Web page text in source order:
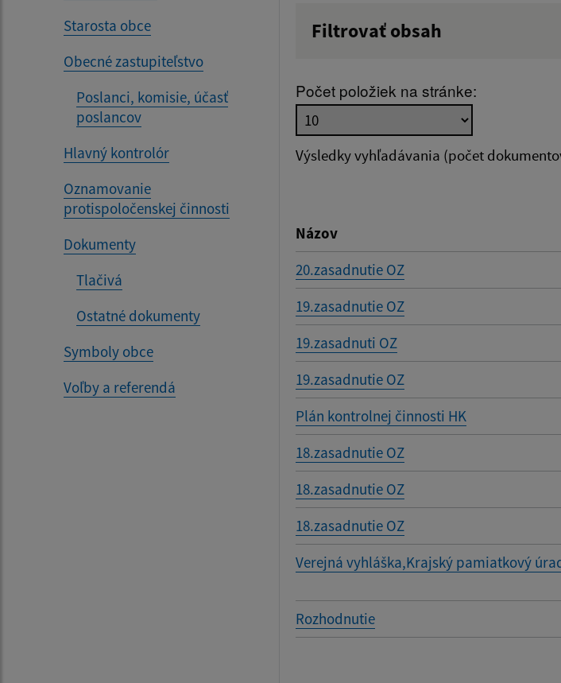
Starosta obce
Obecné zastupiteľstvo
Poslanci, komisie, účasť
poslancov
Hlavný kontrolór
Oznamovanie
protispoločenskej činnosti
Dokumenty
Tlačivá
Ostatné dokumenty
Symboly obce
Voľby a referendá
Filtrovať obsah
Dátum zverejnenia do:
Počet položiek na stránke:
Výsledky vyhľadávania (počet
Názov
20.zasadnutie OZ
19.zasadnutie OZ
19.zasadnuti OZ
19.zasadnutie OZ
Plán kontrolnej činnosti HK
18.zasadnutie OZ
18.zasadnutie OZ
18.zasadnutie OZ
Verejná vyhláška,Krajský pamiatkový
Rozhodnutie